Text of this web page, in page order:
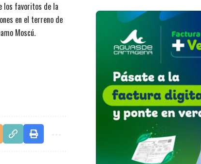
los favoritos de la
en el terreno de
Moscú.